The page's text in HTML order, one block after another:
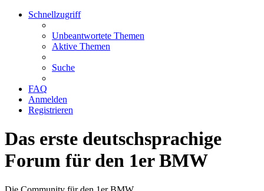
Schnellzugriff
Unbeantwortete Themen
Aktive Themen
Suche
FAQ
Anmelden
Registrieren
Das erste deutschsprachige
Forum für den 1er BMW